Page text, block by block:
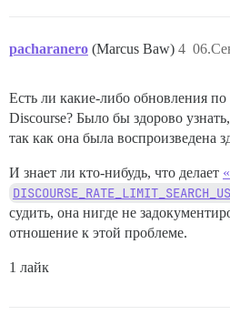
pacharanero (Marcus Baw) 4
Есть ли какие-либо обновления
Discourse? Было бы здорово
так как она была воспроизведена
И знает ли кто-нибудь, что делает
судить, она нигде не
отношение к этой проблеме.
1 лайк